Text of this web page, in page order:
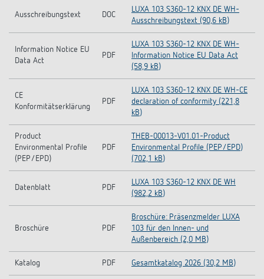
Ausschreibungstext DOC
LUXA 103 S360-12 KNX DE WH-
Ausschreibungstext (90,6 kB)
Information Notice EU
Data Act
PDF
LUXA 103 S360-12 KNX DE WH-
Information Notice EU Data Act
(58,9 kB)
CE
Konformitätserklärung
PDF
LUXA 103 S360-12 KNX DE WH-CE
declaration of conformity (221,8
kB)
Product
Environmental Profile
(PEP/EPD)
PDF
THEB-00013-V01.01-Product
Environmental Profile (PEP/EPD)
(702,1 kB)
Datenblatt PDF
LUXA 103 S360-12 KNX DE WH
(982,2 kB)
Broschüre PDF
Broschüre: Präsenzmelder LUXA
103 für den Innen- und
Außenbereich (2,0 MB)
Katalog PDF Gesamtkatalog 2026 (30,2 MB)